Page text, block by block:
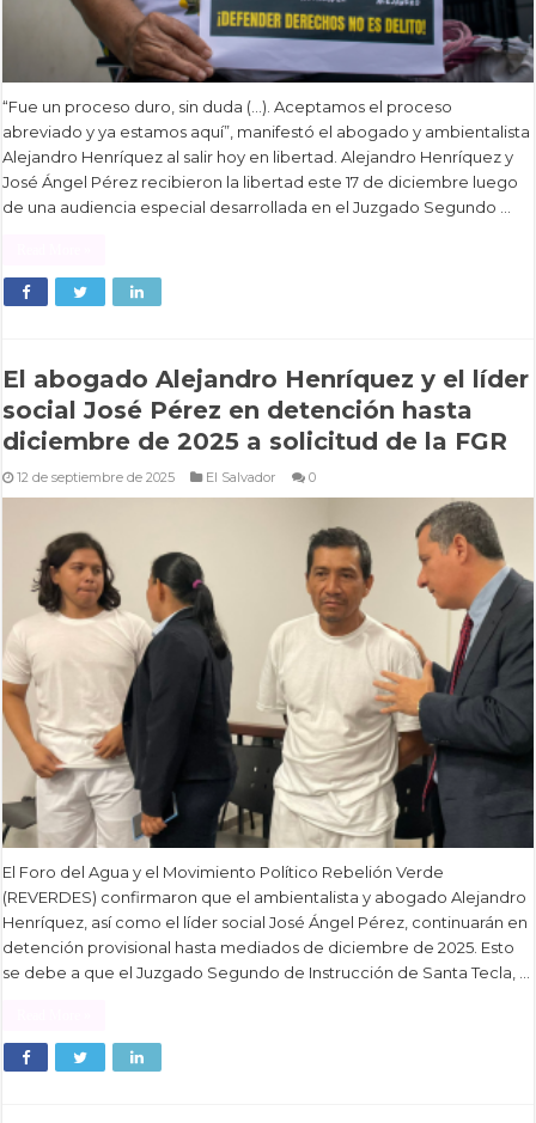
“Fue un proceso duro, sin duda (…). Aceptamos el proceso
abreviado y ya estamos aquí”, manifestó el abogado y ambientalista
Alejandro Henríquez al salir hoy en libertad. Alejandro Henríquez y
José Ángel Pérez recibieron la libertad este 17 de diciembre luego
de una audiencia especial desarrollada en el Juzgado Segundo …
El abogado Alejandro Henríquez y el líder
social José Pérez en detención hasta
diciembre de 2025 a solicitud de la FGR
12 de septiembre de 2025 El Salvador 0
El Foro del Agua y el Movimiento Político Rebelión Verde
(REVERDES) confirmaron que el ambientalista y abogado Alejandro
Henríquez, así como el líder social José Ángel Pérez, continuarán en
detención provisional hasta mediados de diciembre de 2025. Esto
se debe a que el Juzgado Segundo de Instrucción de Santa Tecla, …